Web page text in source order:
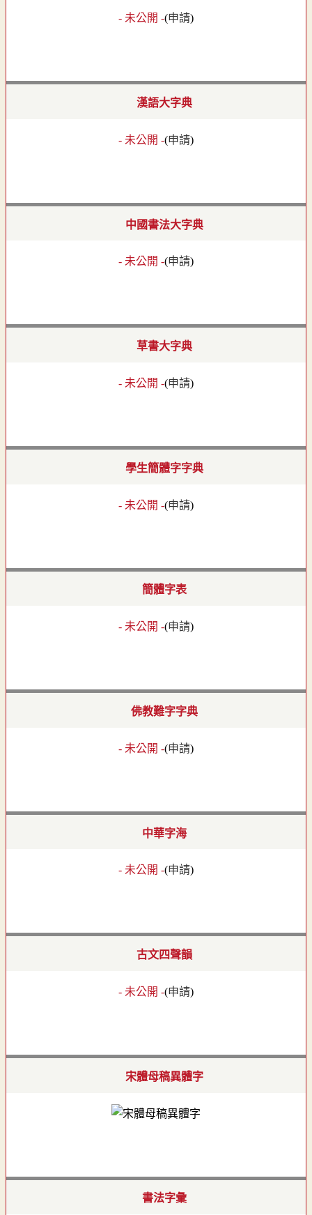
- 未公開 -(申請)
漢語大字典
- 未公開 -(申請)
中國書法大字典
- 未公開 -(申請)
草書大字典
- 未公開 -(申請)
學生簡體字字典
- 未公開 -(申請)
簡體字表
- 未公開 -(申請)
佛教難字字典
- 未公開 -(申請)
中華字海
- 未公開 -(申請)
古文四聲韻
- 未公開 -(申請)
宋體母稿異體字
書法字彙